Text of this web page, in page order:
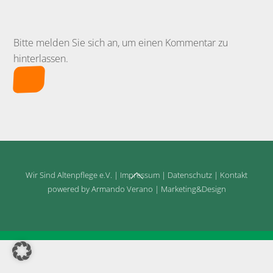
Bitte melden Sie sich an, um einen Kommentar zu
hinterlassen.
Back
To
Wir Sind Altenpflege e.V. | Impressum | Datenschutz | Kontakt
powered by Armando Verano | Marketing&Design